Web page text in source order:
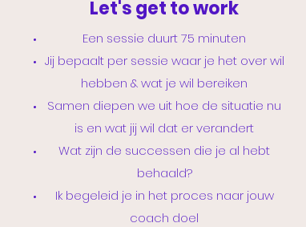
Let's get to work
Een sessie duurt 75 minuten
Jij bepaalt per sessie waar je het over wil
hebben & wat je wil bereiken
Samen diepen we uit hoe de situatie nu
is en wat jij wil dat er verandert
Wat zijn de successen die je al hebt
behaald?
Ik begeleid je in het proces naar jouw
coach doel